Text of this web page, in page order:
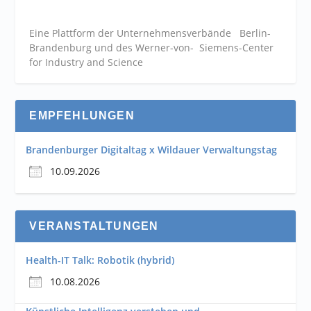
Eine Plattform der Unternehmensverbände Berlin-
Brandenburg und des Werner-von- Siemens-Center
for Industry and Science
EMPFEHLUNGEN
Brandenburger Digitaltag x Wildauer Verwaltungstag
10.09.2026
VERANSTALTUNGEN
Health-IT Talk: Robotik (hybrid)
10.08.2026